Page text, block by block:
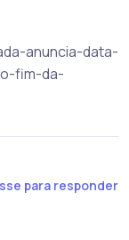
anuncia-data-
fim-da-
para responder